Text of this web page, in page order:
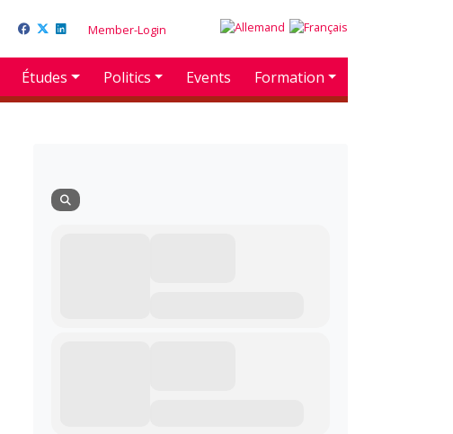
Member-Login
Études Politics Events Formation